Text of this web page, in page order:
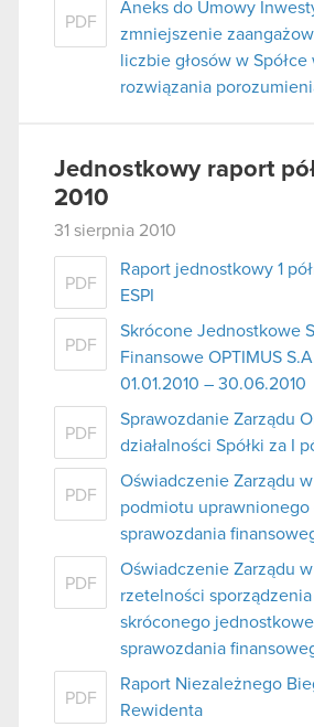
PDF
Aneks do Umowy
zmniejszenie
liczbie głosów w
rozwiązania
Jednostkowy raport
2010
31 sierpnia 2010
PDF
Raport jednostkowy 1
ESPI
PDF
Skrócone Jednostkowe
Finansowe OPTIMUS
01.01.2010 – 30.06.2010
PDF
Sprawozdanie Zarządu
działalności Spółki za I
PDF
Oświadczenie Zarządu
podmiotu uprawnionego
sprawozdania
PDF
Oświadczenie Zarządu
rzetelności
skróconego
sprawozdania
PDF
Raport Niezależnego
Rewidenta